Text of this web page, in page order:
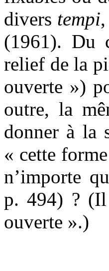
divers tempi
(1961). Du
relief de la
ouverte »)
outre, la
donner à la
« cette
n’importe
p. 494) ? (Il
ouverte ».)